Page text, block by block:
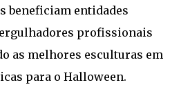
beneficiam entidades
profissionais
as melhores esculturas em
para o Halloween.